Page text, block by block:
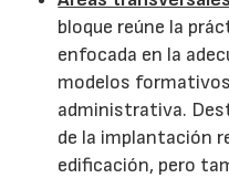
bloque reúne la
enfocada en la
modelos
administrativa.
de la implantación
edificación, pero